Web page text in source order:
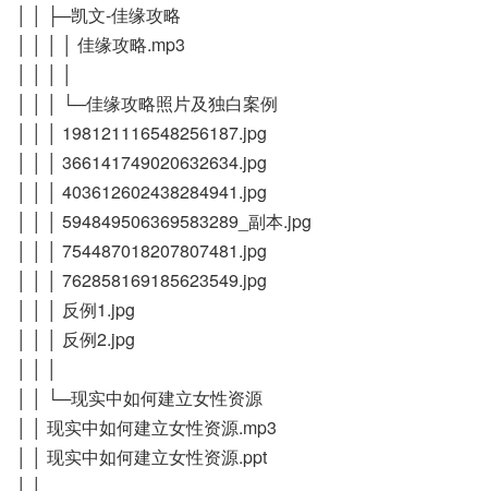
│ │ ├─凯文-佳缘攻略
│ │ │ │ 佳缘攻略.mp3
│ │ │ └─佳缘攻略照片及独白案例
│ │ │ 198121116548256187.jpg
│ │ │ 366141749020632634.jpg
│ │ │ 403612602438284941.jpg
│ │ │ 594849506369583289_副本.jpg
│ │ │ 754487018207807481.jpg
│ │ │ 762858169185623549.jpg
│ │ │ 反例1.jpg
│ │ │ 反例2.jpg
│ │ └─现实中如何建立女性资源
│ │ 现实中如何建立女性资源.mp3
│ │ 现实中如何建立女性资源.ppt